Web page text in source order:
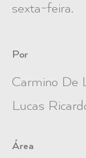
sexta-feira.
Por
Carmino De
Lucas
Área